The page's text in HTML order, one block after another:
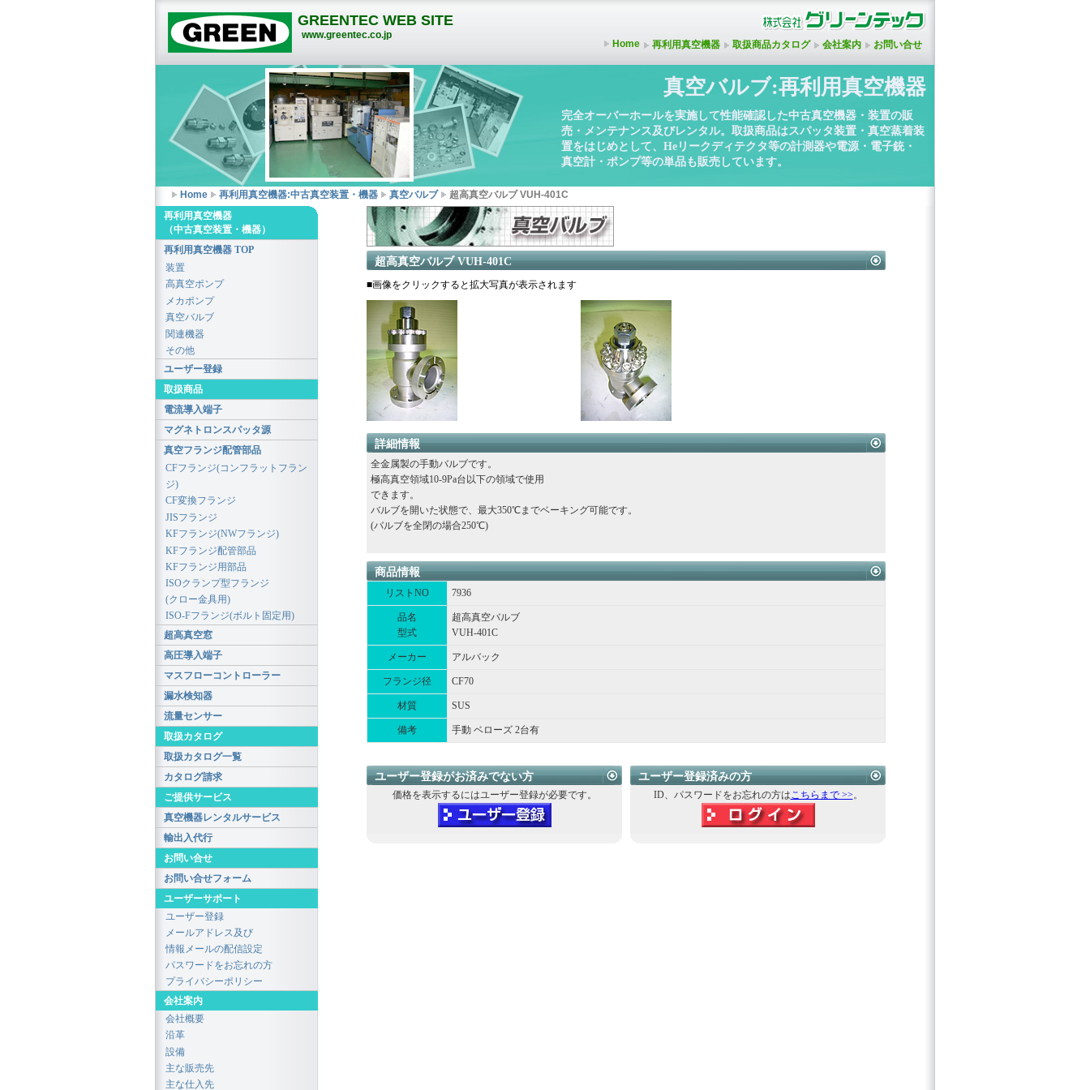
GREENTEC WEB SITE
www.greentec.co.jp
Home 再利用真空機器 取扱商品カタログ 会社案内 お問い合せ
真空バルブ:再利用真空機器
完全オーバーホールを実施して性能確認した中古真空機器・装置の販
売・メンテナンス及びレンタル。取扱商品はスパッタ装置・真空蒸着装
置をはじめとして、Heリークディテクタ等の計測器や電源・電子銃・
真空計・ポンプ等の単品も販売しています。
Home 再利用真空機器:中古真空装置・機器 真空バルブ 超高真空バルブ VUH-401C
超高真空バルブ VUH-401C
■画像をクリックすると拡大写真が表示されます
詳細情報
全金属製の手動バルブです。
極高真空領域10-9Pa台以下の領域で使用
できます。
バルブを開いた状態で、最大350℃までベーキング可能です。
(バルブを全閉の場合250℃)
商品情報
リストNO 7936
品名
型式
超高真空バルブ
VUH-401C
メーカー アルバック
フランジ径 CF70
材質 SUS
備考 手動 ベローズ 2台有
ユーザー登録がお済みでない方
価格を表示するにはユーザー登録が必要です。
ユーザー登録済みの方
ID、パスワードをお忘れの方はこちらまで >>。
再利用真空機器
（中古真空装置・機器）
再利用真空機器 TOP
装置
高真空ポンプ
メカポンプ
真空バルブ
関連機器
その他
ユーザー登録
取扱商品
電流導入端子
マグネトロンスパッタ源
真空フランジ配管部品
CFフランジ(コンフラットフラン
ジ)
CF変換フランジ
JISフランジ
KFフランジ(NWフランジ)
KFフランジ配管部品
KFフランジ用部品
ISOクランプ型フランジ
(クロー金具用)
ISO-Fフランジ(ボルト固定用)
超高真空窓
高圧導入端子
マスフローコントローラー
漏水検知器
流量センサー
取扱カタログ
取扱カタログ一覧
カタログ請求
ご提供サービス
真空機器レンタルサービス
輸出入代行
お問い合せ
お問い合せフォーム
ユーザーサポート
ユーザー登録
メールアドレス及び
情報メールの配信設定
パスワードをお忘れの方
プライバシーポリシー
会社案内
会社概要
沿革
設備
主な販売先
主な仕入先